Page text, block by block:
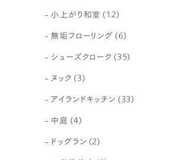
小上がり和室 (12)
無垢フローリング (6)
シューズクローク (35)
ヌック (3)
アイランドキッチン (33)
中庭 (4)
ドッグラン (2)